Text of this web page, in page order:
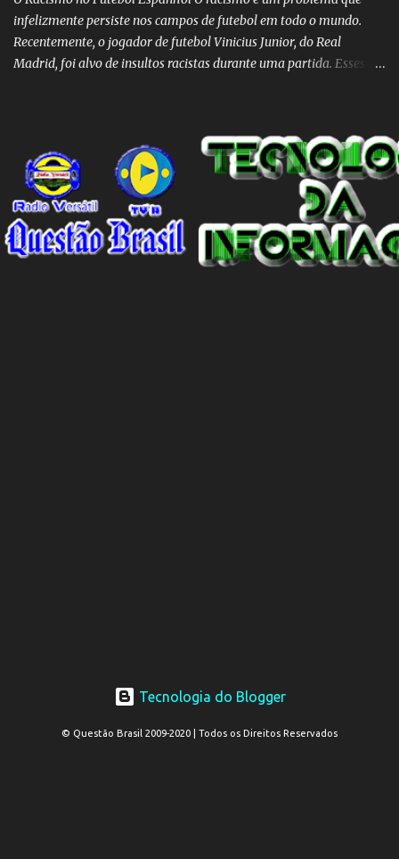
infelizmente persiste nos campos de futebol em todo o mundo.
Recentemente, o jogador de futebol Vinicius Junior, do Real
Madrid, foi alvo de insultos racistas durante uma partida. Esses
futebol brasileiros foram convidados a comentar sobre o incidente
envolvendo Vinicius Junior. Eles afirmaram que embora o racismo
seja um problema global, é importante reconhecer que a Espanha
não é um país racista em si. No entanto, existem indivíduos racistas
em todas as partes do mundo, incluindo a Espanha. É essencial
separar o comportamento desses indivíduos racistas da sociedade
Tecnologia do Blogger
© Questão Brasil 2009-2020 | Todos os Direitos Reservados